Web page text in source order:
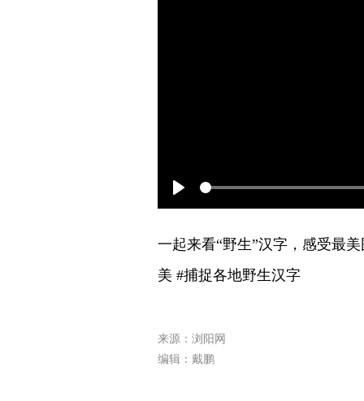
Play
一起来看“野生”汉字，感受最
美 #捕捉各地野生汉字
来源：浏阳网
编辑：戴鹏